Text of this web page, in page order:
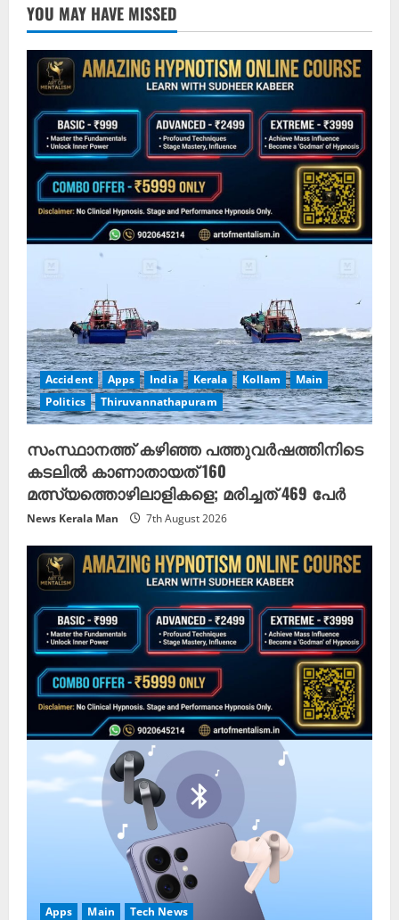
YOU MAY HAVE MISSED
Accident Apps India Kerala Kollam
Main
Politics
Thiruvannathapuram
സംസ്ഥാനത്ത് കഴിഞ്ഞ പത്തുവര്‍ഷത്തിനിടെ
കടലില്‍ കാണാതായത് 160
മത്സ്യത്തൊഴിലാളികളെ; മരിച്ചത് 469 പേര്‍
News Kerala Man 7th August 2026
Apps Main Tech News